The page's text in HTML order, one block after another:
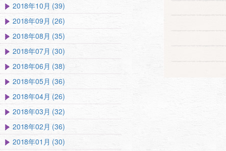
2018年10月 (39)
2018年09月 (26)
2018年08月 (35)
2018年07月 (30)
2018年06月 (38)
2018年05月 (36)
2018年04月 (26)
2018年03月 (32)
2018年02月 (36)
2018年01月 (30)